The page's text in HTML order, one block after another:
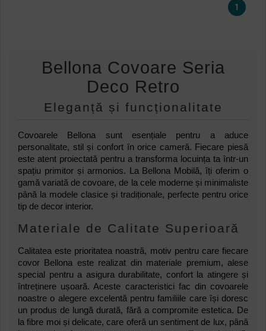
1
Bellona Covoare Seria
Deco Retro
Eleganță și funcționalitate
Covoarele Bellona sunt esențiale pentru a aduce
personalitate, stil și confort în orice cameră. Fiecare piesă
este atent proiectată pentru a transforma locuința ta într-un
spațiu primitor și armonios. La Bellona Mobilă, îți oferim o
gamă variată de covoare, de la cele moderne și minimaliste
până la modele clasice și tradiționale, perfecte pentru orice
tip de decor interior.
Materiale de Calitate Superioară
Calitatea este prioritatea noastră, motiv pentru care fiecare
covor Bellona este realizat din materiale premium, alese
special pentru a asigura durabilitate, confort la atingere și
întreținere ușoară. Aceste caracteristici fac din covoarele
noastre o alegere excelentă pentru familiile care își doresc
un produs de lungă durată, fără a compromite estetica. De
la fibre moi și delicate, care oferă un sentiment de lux, până